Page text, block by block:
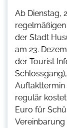
Ab Dienstag,
der Stadt
am 23.
der Tourist
Auftakttermin
regulär
Euro für